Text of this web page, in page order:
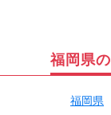
福岡県
福岡県